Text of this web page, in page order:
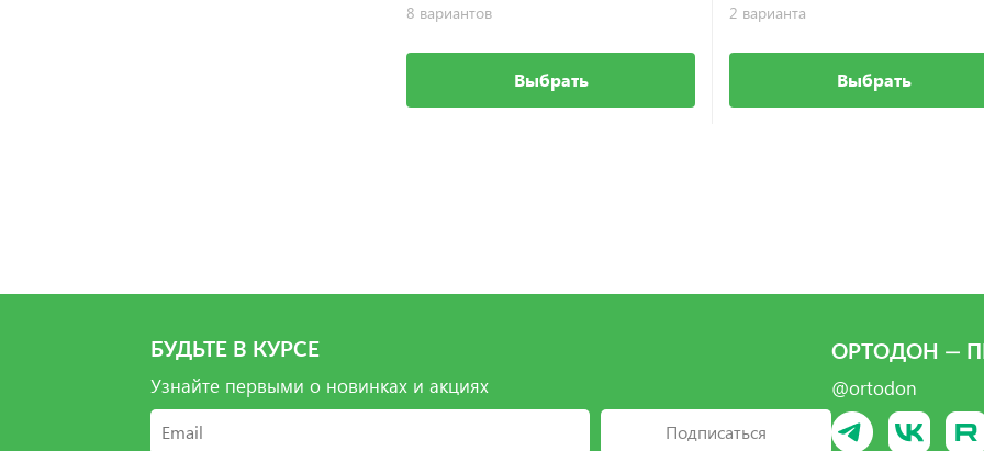
8 вариантов
Выбрать
2 варианта
Выбрать
БУДЬТЕ В КУРСЕ
Узнайте первыми о новинках и акциях
Подписаться
ОРТОДОН —
@ortodon